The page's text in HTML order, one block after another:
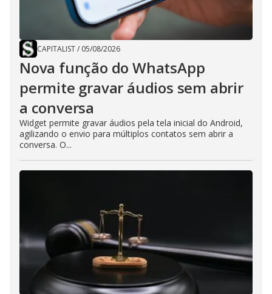
CAPITALIST/ 05/08/2026
Nova função do WhatsApp
permite gravar áudios sem abrir
a conversa
Widget permite gravar áudios pela tela inicial do Android,
agilizando o envio para múltiplos contatos sem abrir a
conversa. O...